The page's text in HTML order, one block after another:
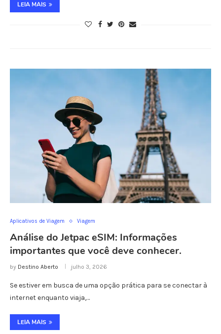
LEIA MAIS
Aplicativos de Viagem Viagem
Análise do Jetpac eSIM: Informações
importantes que você deve conhecer.
by Destino Aberto julho 3, 2026
Se estiver em busca de uma opção prática para se conectar à
internet enquanto viaja,…
LEIA MAIS